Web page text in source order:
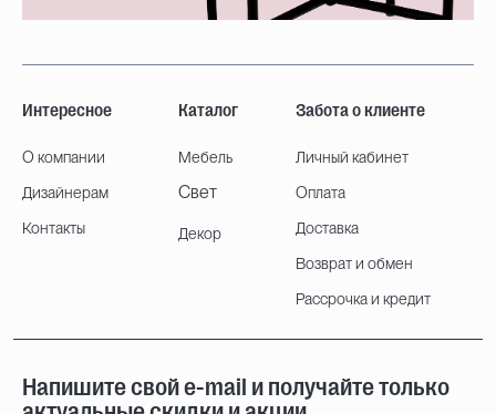
Интересное
О компании
Дизайнерам
Контакты
Каталог
Мебель
Свет
Декор
Забота о клиенте
Личный кабинет
Оплата
Доставка
Возврат и обмен
Рассрочка и кредит
Напишите свой e-mail и получайте только